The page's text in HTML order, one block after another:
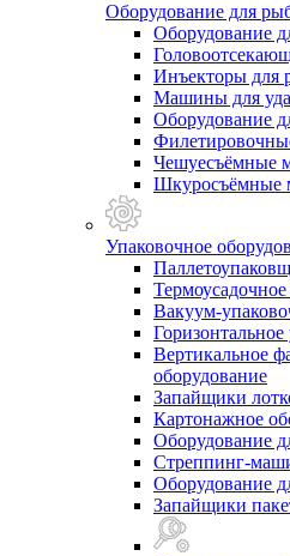
Оборудование для
Оборудование
Инъекторы для
Машины для
Оборудование
Чешуесъёмные
Шкуросъёмные
Упаковочное
Вакуум-
Вертикальное
оборудование
Запайщики
Картонажное
Оборудование
Стреппинг-
Оборудование
Запайщики